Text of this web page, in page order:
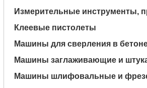
Измерительные инструменты,
Клеевые пистолеты
Машины для сверления в
Машины заглаживающие и
Машины шлифовальные и